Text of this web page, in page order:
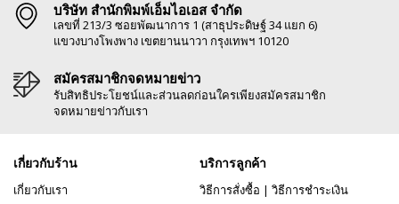
บริษัท สำนักพิมพ์เอ็มไอเอส จำกัด
เลขที่ 213/3 ซอยพัฒนาการ 1 (สาธุประดิษฐ์ 34 แยก 6)
แขวงบางโพงพาง เขตยานนาวา กรุงเทพฯ 10120
สมัครสมาชิกจดหมายข่าว
รับสิทธิประโยชน์และส่วนลดก่อนใครเพียงสมัครสมาชิก
จดหมายข่าวกับเรา
เกี่ยวกับร้าน
เกี่ยวกับเรา
บริการลูกค้า
วิธีการสั่งซื้อ | วิธีการชำระเงิน